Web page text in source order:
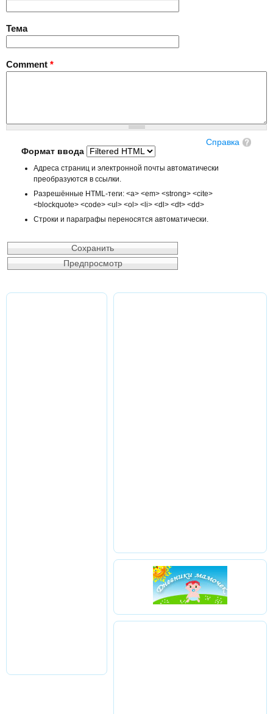
Тема
Comment *
Справка
Формат ввода
Адреса страниц и электронной почты автоматически
преобразуются в ссылки.
Разрешённые HTML-теги: <a> <em> <strong> <cite>
<blockquote> <code> <ul> <ol> <li> <dl> <dt> <dd>
Строки и параграфы переносятся автоматически.